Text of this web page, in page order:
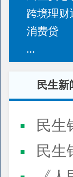
跨境理财
消费贷
...
民生新
民生
民生银